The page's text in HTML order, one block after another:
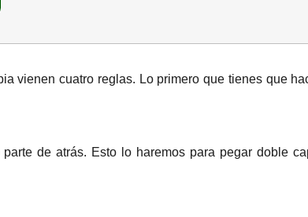
vienen cuatro reglas. Lo primero que tienes que
de atrás. Esto lo haremos para pegar doble